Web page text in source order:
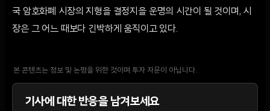
국 암호화폐 시장의 지형을 결정지을 운명의 시간이 될 것이며, 시
장은 그 어느 때보다 긴박하게 움직이고 있다.
본 콘텐츠는 정보 및 논평을 위한 것이며 투자 자문이 아닙니다.
기사에 대한 반응을 남겨보세요